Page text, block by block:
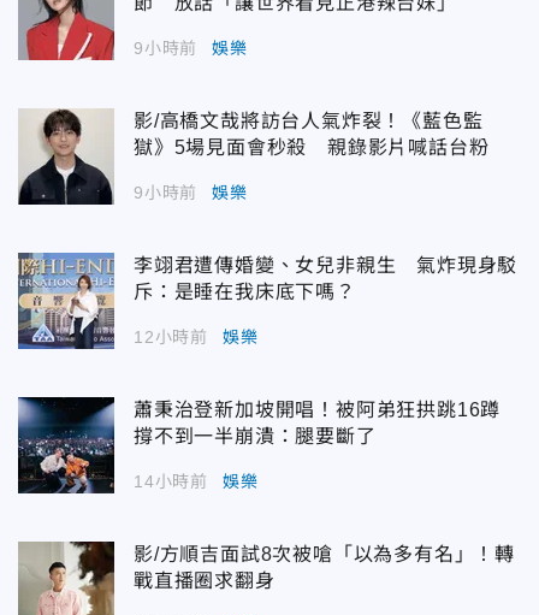
9小時前 娛樂
影/高橋文哉將訪台人氣炸裂！《藍色監
獄》5場見面會秒殺 親錄影片喊話台粉
9小時前 娛樂
李翊君遭傳婚變、女兒非親生 氣炸現身駁
斥：是睡在我床底下嗎？
12小時前 娛樂
蕭秉治登新加坡開唱！被阿弟狂拱跳16蹲
撐不到一半崩潰：腿要斷了
14小時前 娛樂
影/方順吉面試8次被嗆「以為多有名」！轉
戰直播圈求翻身